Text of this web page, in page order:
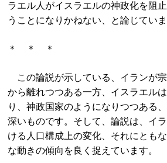
ラエル人がイスラエルの神政化を阻
うことになりかねない、と論じていま
＊ ＊ ＊
この論説が示している、イランが
から離れつつある一方、イスラエル
り、神政国家のようになりつつある
深いものです。そして、論説は、イ
ける人口構成上の変化、それにとも
な動きの傾向を良く捉えています。